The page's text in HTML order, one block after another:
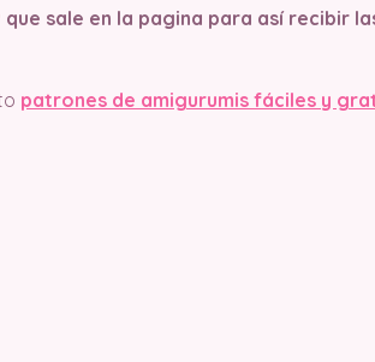
que sale en la pagina para así recibir
patrones de amigurumis fáciles y